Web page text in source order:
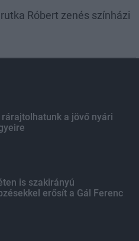
Róbert zenés színházi
a jövő nyári
is szakirányú
erősít a Gál Ferenc